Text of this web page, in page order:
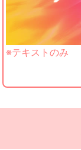
※テキストのみ